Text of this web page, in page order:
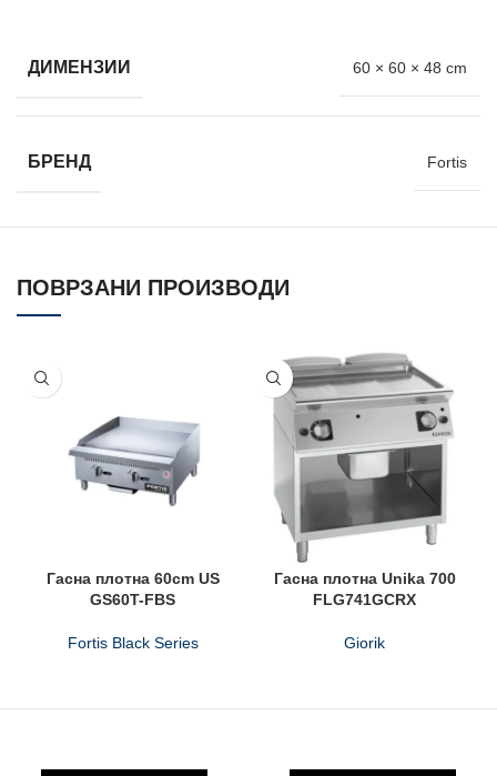
ДИМЕНЗИИ 60 × 60 × 48 cm
БРЕНД Fortis
ПОВРЗАНИ ПРОИЗВОДИ
Гасна плотна 60cm US
GS60T-FBS
Fortis Black Series
Гасна плотна Unika 700
FLG741GCRX
Giorik